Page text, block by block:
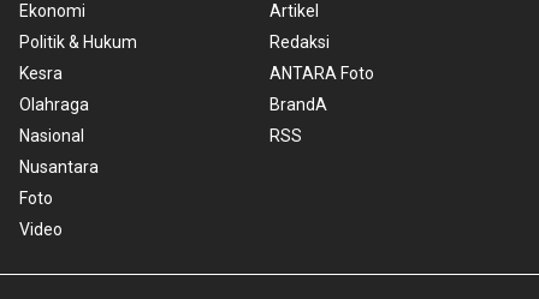
Ekonomi
Politik & Hukum
Kesra
Olahraga
Nasional
Nusantara
Foto
Video
Artikel
Redaksi
ANTARA Foto
BrandA
RSS